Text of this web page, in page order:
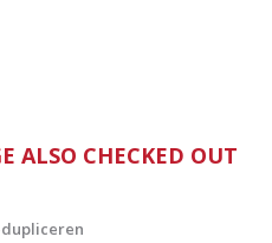
ALSO CHECKED OUT